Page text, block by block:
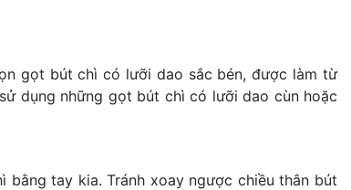
gọt bút chì có lưỡi dao sắc bén, được làm từ
dụng những gọt bút chì có lưỡi dao cùn hoặc
tay kia. Tránh xoay ngược chiều thân bút